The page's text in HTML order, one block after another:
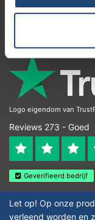
Contactgegevens
Logo eigendom van
Reviews 273 - Goed
Geverifieerd bedrijf
Let op! Op onze
verleend worden en